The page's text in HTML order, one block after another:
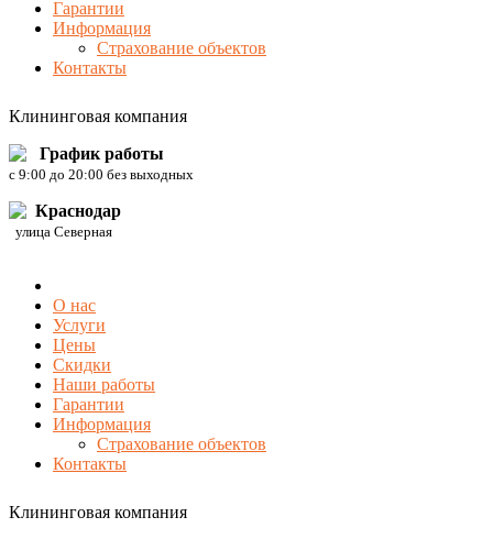
Гарантии
Информация
Страхование объектов
Контакты
Клининговая компания
График работы
c 9:00 до 20:00 без выходных
Краснодар
улица Северная
О нас
Услуги
Цены
Скидки
Наши работы
Гарантии
Информация
Страхование объектов
Контакты
Клининговая компания